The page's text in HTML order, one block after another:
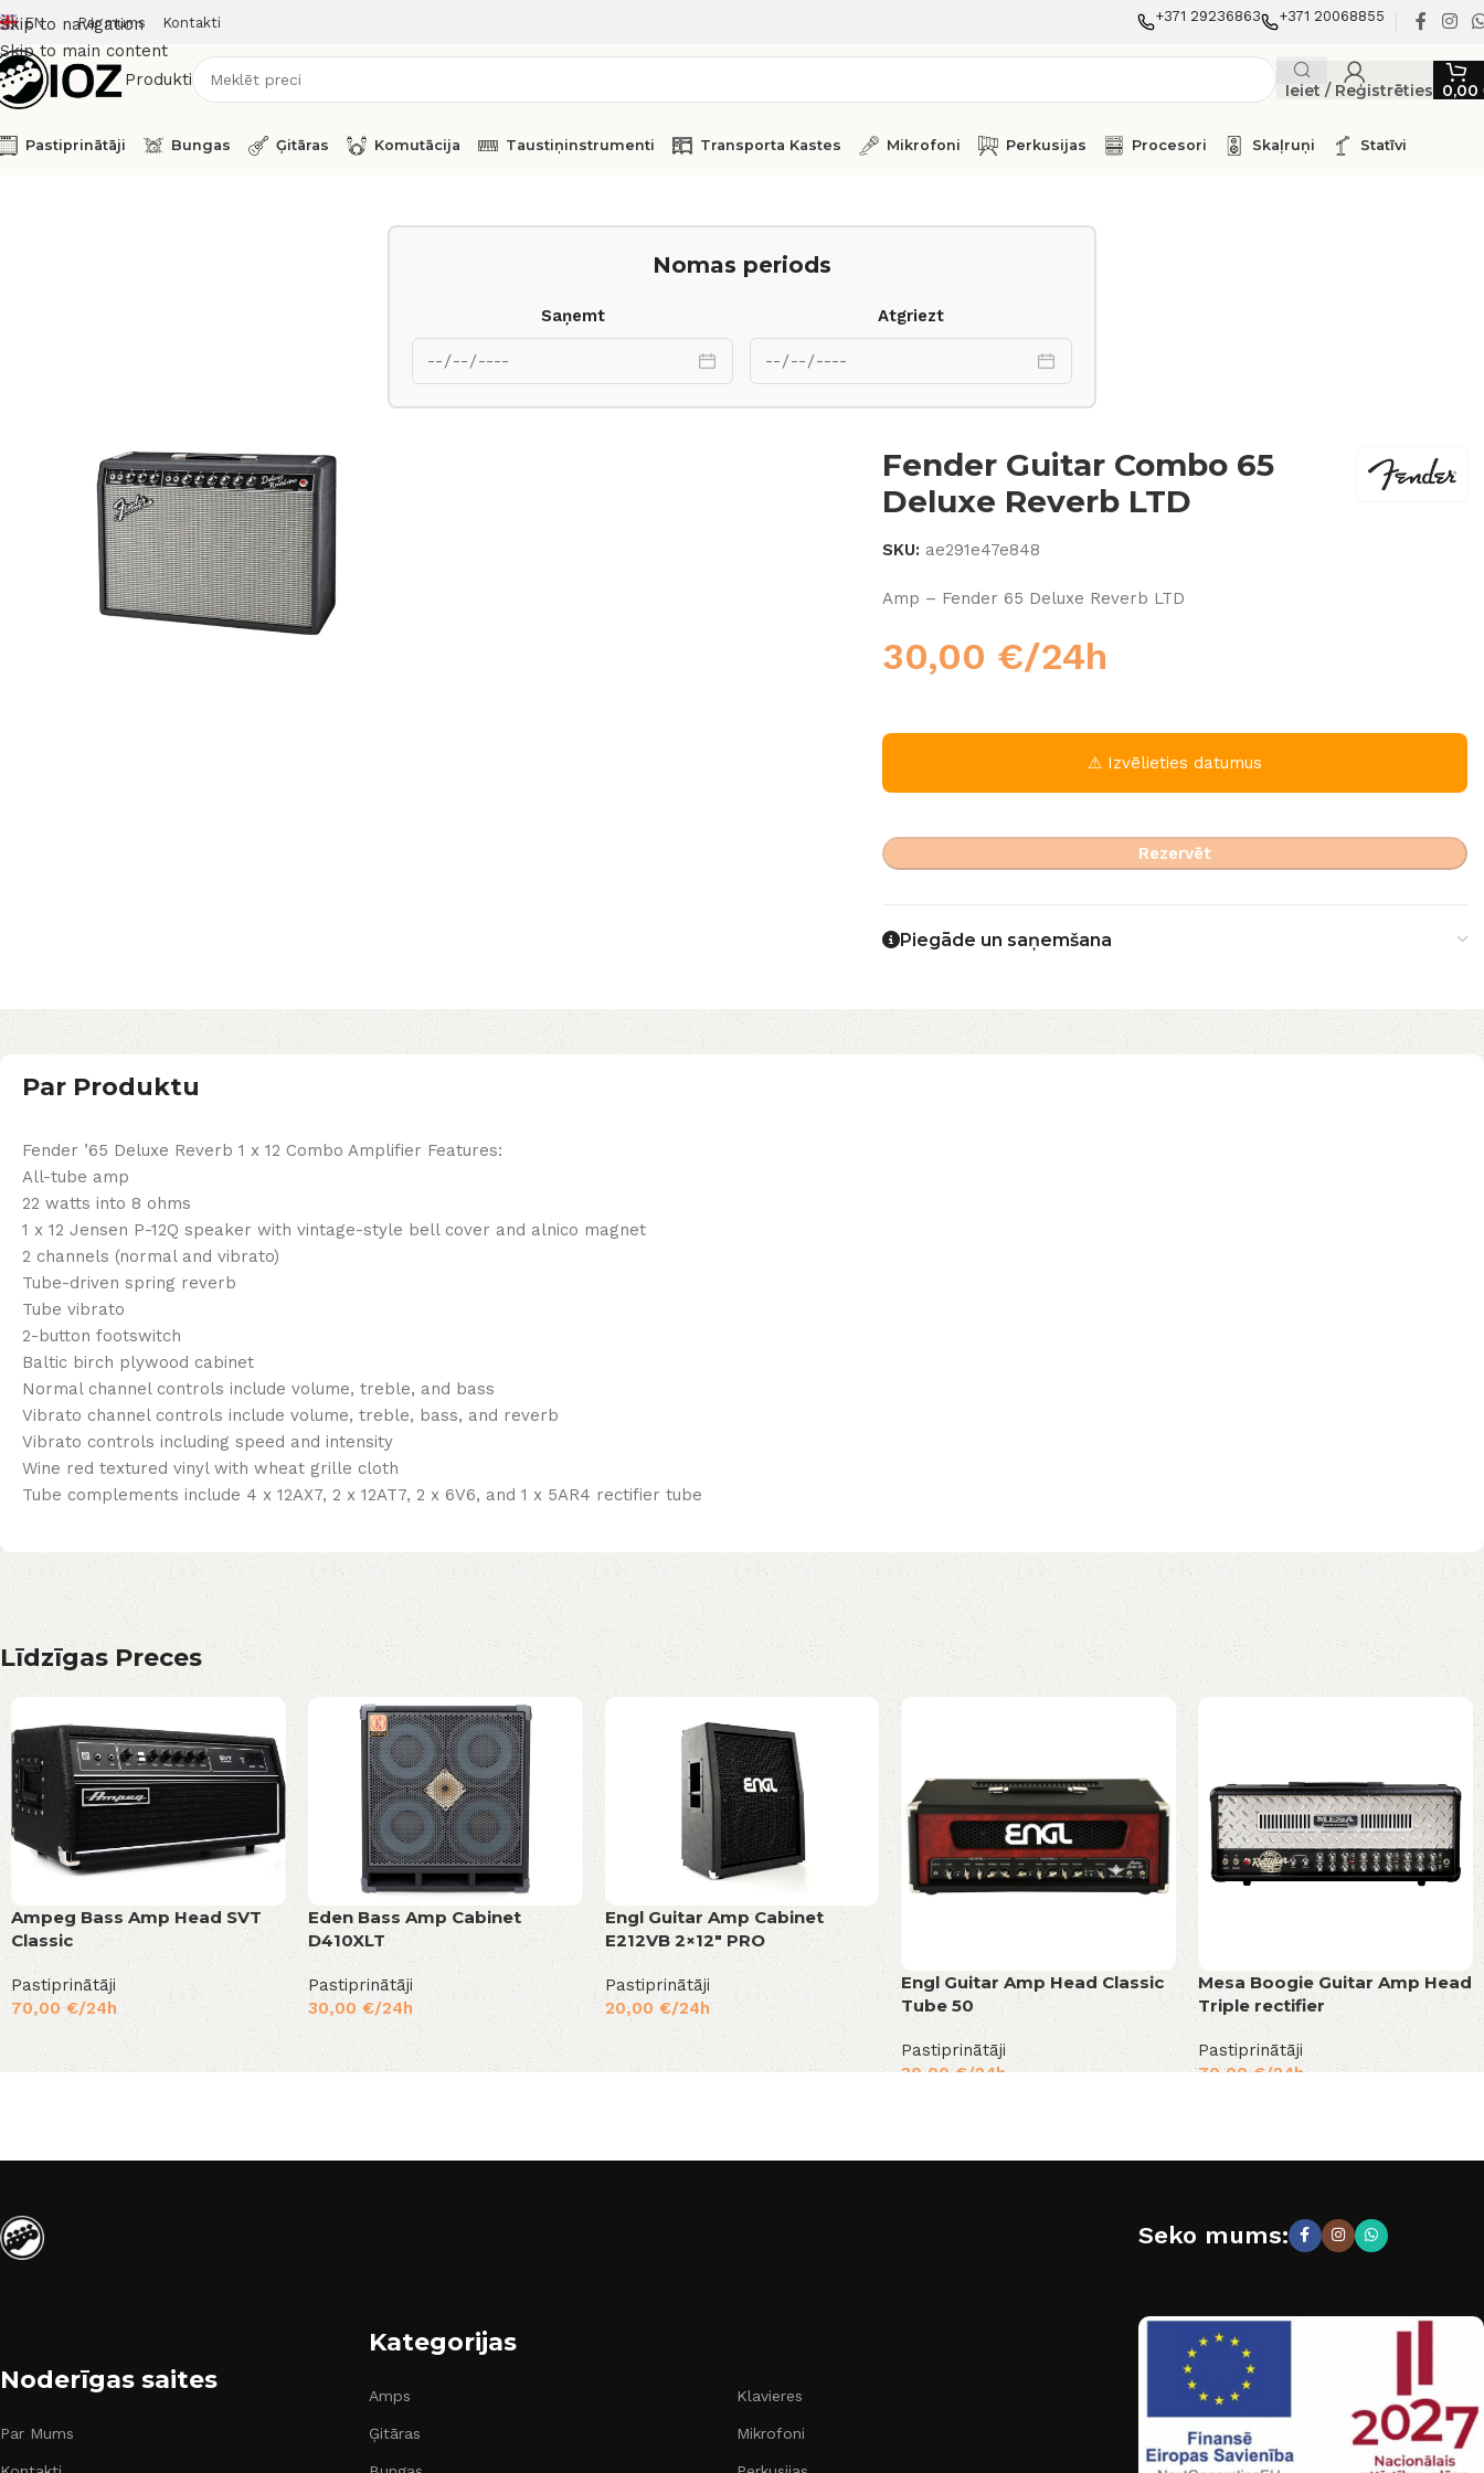
Skip to navigation
Skip to main content
EN Par mums Kontakti +371 29236863 +371 20068855
Produkti
Ieiet / Reģistrēties 0,00
Pastiprinātāji Bungas Ģitāras Komutācija Taustiņinstrumenti Transporta Kastes Mikrofoni Perkusijas Procesori Skaļruņi Statīvi
Nomas periods
Saņemt Atgriezt
Fender Guitar Combo 65
Deluxe Reverb LTD
SKU: ae291e47e848
Amp – Fender 65 Deluxe Reverb LTD
30,00 €/24h
⚠ Izvēlieties datumus
Rezervēt
Piegāde un saņemšana
Par Produktu
Fender ’65 Deluxe Reverb 1 x 12 Combo Amplifier Features:
All-tube amp
22 watts into 8 ohms
1 x 12 Jensen P-12Q speaker with vintage-style bell cover and alnico magnet
2 channels (normal and vibrato)
Tube-driven spring reverb
Tube vibrato
2-button footswitch
Baltic birch plywood cabinet
Normal channel controls include volume, treble, and bass
Vibrato channel controls include volume, treble, bass, and reverb
Vibrato controls including speed and intensity
Wine red textured vinyl with wheat grille cloth
Tube complements include 4 x 12AX7, 2 x 12AT7, 2 x 6V6, and 1 x 5AR4 rectifier tube
Līdzīgas Preces
Ampeg Bass Amp Head SVT
Classic
Pastiprinātāji
70,00 €/24h
Eden Bass Amp Cabinet
D410XLT
Pastiprinātāji
30,00 €/24h
Engl Guitar Amp Cabinet
E212VB 2×12″ PRO
Pastiprinātāji
20,00 €/24h
Engl Guitar Amp Head Classic
Tube 50
Pastiprinātāji
30,00€/24h
Mesa Boogie Guitar Amp Head
Triple rectifier
Pastiprinātāji
70,00€/24h
Noderīgas saites
Par Mums
Kategorijas
Amps
Ģitāras
Klavieres
Mikrofoni
Seko mums: